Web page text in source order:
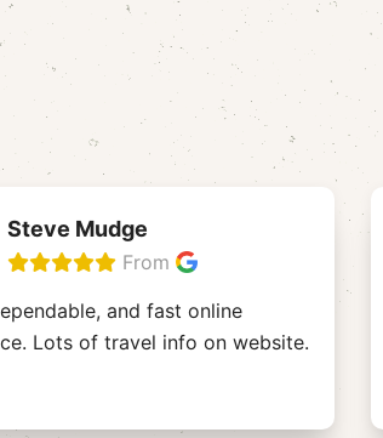
Steve Mudge
From
and fast online
Lots of travel info on website.